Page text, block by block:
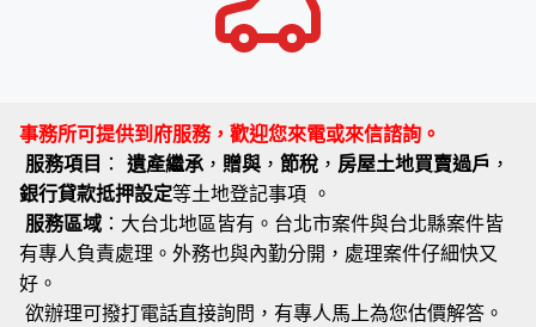
事務所可提供到府服務，歡迎您來電或來信諮詢。
服務項目 ： 遺產繼承 ， 贈與 ， 節稅 ， 房屋土地買賣過戶 ，
銀行貸款抵押設定等土地登記事項 。
服務區域 ：大台北地區皆有。台北市案件與台北縣案件皆
有專人負責處理。外務也與內勤分開，處理案件仔細快又
好。
欲辦理可撥打電話直接詢問，有專人馬上為您估價解答。